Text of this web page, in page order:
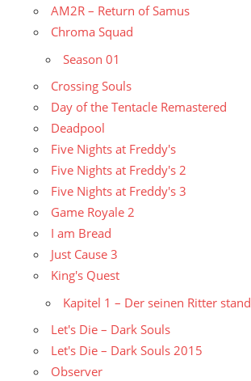
AM2R – Return of Samus
Chroma Squad
Season 01
Crossing Souls
Day of the Tentacle Remastered
Deadpool
Five Nights at Freddy's
Five Nights at Freddy's 2
Five Nights at Freddy's 3
Game Royale 2
I am Bread
Just Cause 3
King's Quest
Kapitel 1 – Der seinen Ritter stand
Let's Die – Dark Souls
Let's Die – Dark Souls 2015
Observer